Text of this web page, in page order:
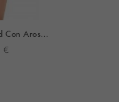
Bikini Tamouré De Capacidad Con Aros Y Braguita Bikini (Estampado Floral Multicolor)
€